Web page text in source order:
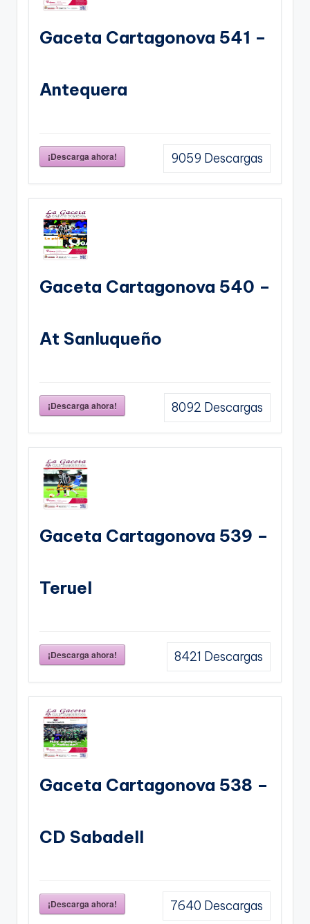
Gaceta Cartagonova 541 –
Antequera
¡Descarga ahora! 9059 Descargas
Gaceta Cartagonova 540 –
At Sanluqueño
¡Descarga ahora! 8092 Descargas
Gaceta Cartagonova 539 –
Teruel
¡Descarga ahora! 8421 Descargas
Gaceta Cartagonova 538 –
CD Sabadell
¡Descarga ahora! 7640 Descargas